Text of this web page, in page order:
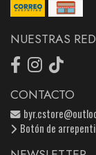
NUESTRAS
CONTACTO
Botón de